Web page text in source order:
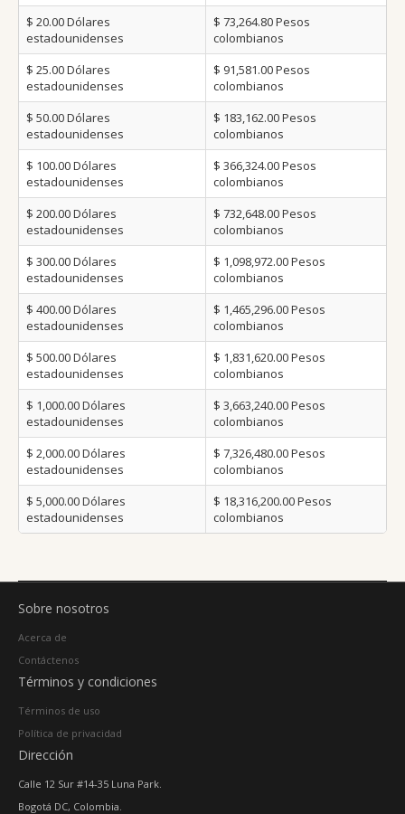
$ 20.00Dólares
estadounidenses
$ 73,264.80Pesos
colombianos
$ 25.00Dólares
estadounidenses
$ 91,581.00Pesos
colombianos
$ 50.00Dólares
estadounidenses
$ 183,162.00Pesos
colombianos
$ 100.00Dólares
estadounidenses
$ 366,324.00Pesos
colombianos
$ 200.00Dólares
estadounidenses
$ 732,648.00Pesos
colombianos
$ 300.00Dólares
estadounidenses
$ 1,098,972.00Pesos
colombianos
$ 400.00Dólares
estadounidenses
$ 1,465,296.00Pesos
colombianos
$ 500.00Dólares
estadounidenses
$ 1,831,620.00Pesos
colombianos
$ 1,000.00Dólares
estadounidenses
$ 3,663,240.00Pesos
colombianos
$ 2,000.00Dólares
estadounidenses
$ 7,326,480.00Pesos
colombianos
$ 5,000.00Dólares
estadounidenses
$ 18,316,200.00Pesos
colombianos
Sobre nosotros
Acerca de
Contáctenos
Términos y condiciones
Términos de uso
Política de privacidad
Dirección
Calle 12 Sur #14-35 Luna Park.
Bogotá DC, Colombia.